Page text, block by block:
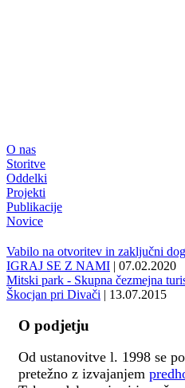
O nas
Storitve
Oddelki
Projekti
Publikacije
Novice
Vabilo na otvoritev in zaključni
IGRAJ SE Z NAMI | 07.02.2020
Mitski park - Skupna čezmejna
Škocjan pri Divači | 13.07.2015
O podjetju
Od ustanovitve l. 1998 se
pretežno z izvajanjem